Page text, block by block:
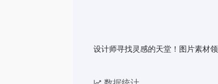
设计师寻找灵感的天堂！图片素材